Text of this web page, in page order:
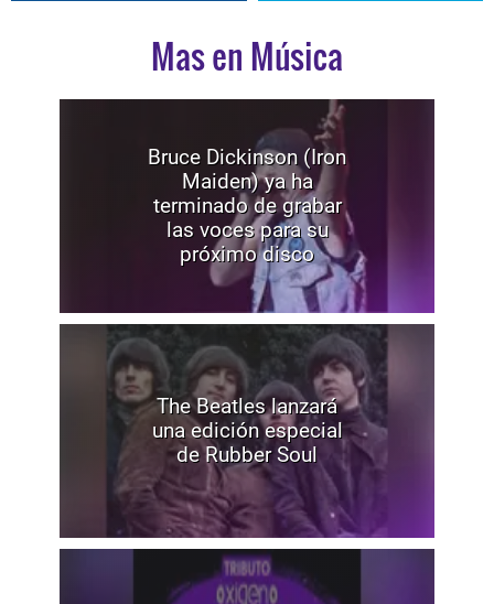
Mas en Música
Bruce Dickinson (Iron
Maiden) ya ha
terminado de grabar
las voces para su
próximo disco
The Beatles lanzará
una edición especial
de Rubber Soul